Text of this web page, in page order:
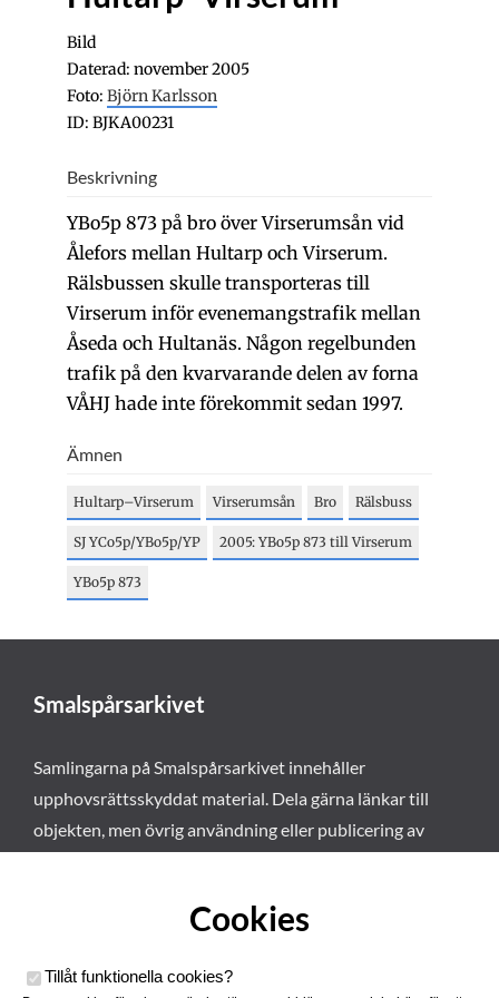
Bild
Daterad: november 2005
Foto: Björn Karlsson
ID: BJKA00231
Beskrivning
YBo5p 873 på bro över Virserumsån vid
Ålefors mellan Hultarp och Virserum.
Rälsbussen skulle transporteras till
Virserum inför evenemangstrafik mellan
Åseda och Hultanäs. Någon regelbunden
trafik på den kvarvarande delen av forna
VÅHJ hade inte förekommit sedan 1997.
Ämnen
Hultarp–Virserum Virserumsån Bro Rälsbuss
SJ YCo5p/YBo5p/YP 2005: YBo5p 873 till Virserum
YBo5p 873
Smalspårsarkivet
Samlingarna på Smalspårsarkivet innehåller
upphovsrättsskyddat material. Dela gärna länkar till
objekten, men övrig användning eller publicering av
Cookies
Tillåt funktionella cookies?